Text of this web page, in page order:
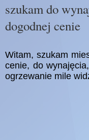
szukam do
dogodnej cenie
Witam, szukam
cenie, do
ogrzewanie mile